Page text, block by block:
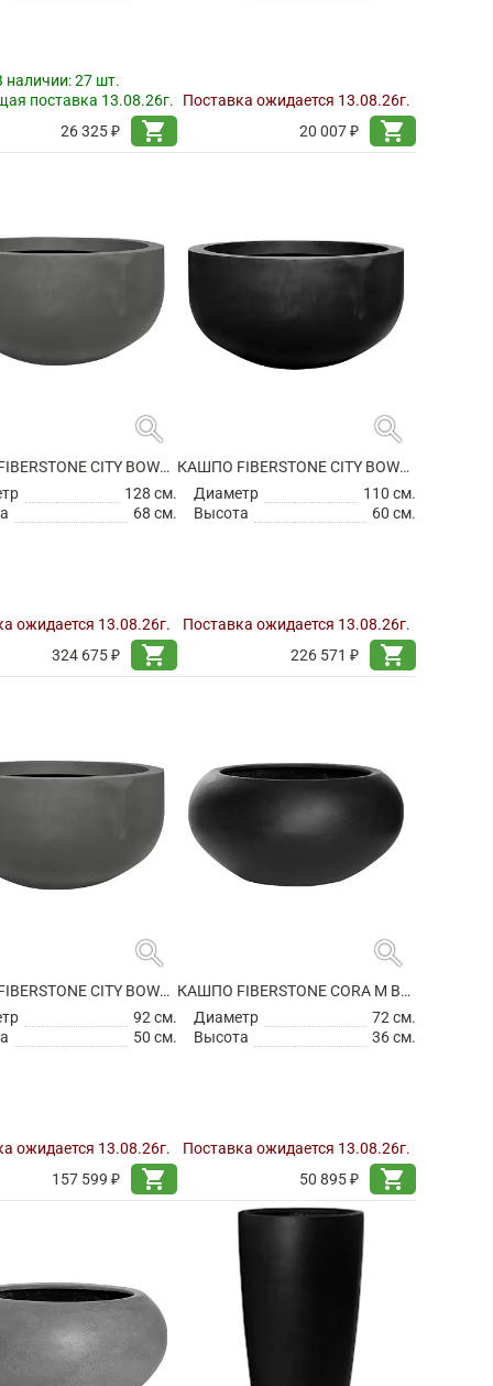
наличии:27 шт.
поставка 13.08.26г.
26 325 ₽
shopping_cart
Поставка ожидается 13.08.26г.
20 007 ₽
shopping_cart
search
КАШПО FIBERSTONE CITY BOWL L GREY
128 см.
68 см.
ожидается 13.08.26г.
324 675 ₽
shopping_cart
search
КАШПО FIBERSTONE CITY BOWL M BLACK
Диаметр
110 см.
Высота
60 см.
Поставка ожидается 13.08.26г.
226 571 ₽
shopping_cart
search
КАШПО FIBERSTONE CITY BOWL S GREY
92 см.
50 см.
ожидается 13.08.26г.
157 599 ₽
shopping_cart
search
КАШПО FIBERSTONE CORA M BLACK
Диаметр
72 см.
Высота
36 см.
Поставка ожидается 13.08.26г.
50 895 ₽
shopping_cart